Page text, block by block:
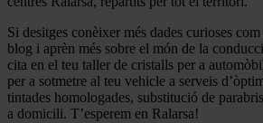
Si desitges conèixer més dades curioses
blog i aprèn més sobre el món de la
cita en el teu taller de cristalls per a
per a sotmetre al teu vehicle a serveis
tintades homologades, substitució de
a domicili. T’esperem en Ralarsa!